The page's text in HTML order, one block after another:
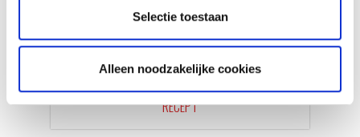
Selectie toestaan
Alleen noodzakelijke cookies
KIPDIJ SPIEZEN
RECEPT